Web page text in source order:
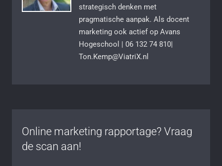
strategisch denken met
pragmatische aanpak. Als docent
marketing ook actief op Avans
Hogeschool | 06 132 74 810|
Ton.Kemp@ViatriX.nl
Online marketing rapportage? Vraag
de scan aan!